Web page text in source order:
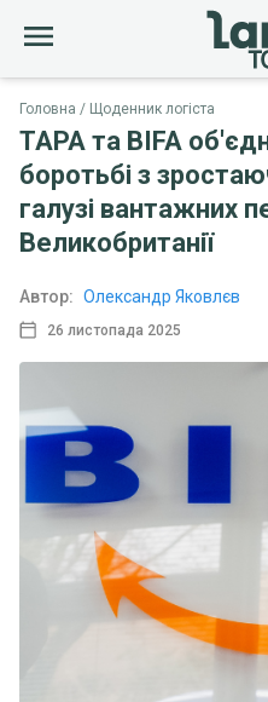
Головна Щоденник логіста
TAPA та BIFA
боротьбі з
галузі вантажних
Великобританії
26 листопада 2025
Автор: Олександр Яковлєв